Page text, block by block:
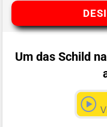
Um das Schild